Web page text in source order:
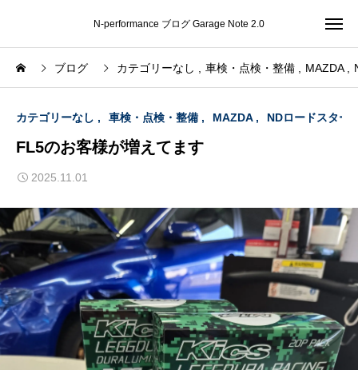
N-performance ブログ Garage Note 2.0
ブログ カテゴリーなし 車検・点検・整備 MAZDA
カテゴリーなし 車検・点検・整備 MAZDA NDロードスター
FL5のお客様が増えてます
2025.11.01